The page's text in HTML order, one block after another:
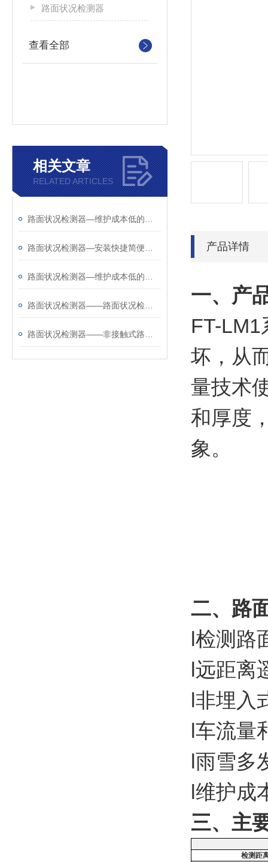
路面状况检测器
查看全部
相关文章
RELATED ARTICLES
产品详情
一、产
FT-LM1
坏，从
量技术
和厚度
象。
二、 路
l检测路
l远距离
l非埋入
l车流量
l雨雪多
l维护成
三、主
检测距